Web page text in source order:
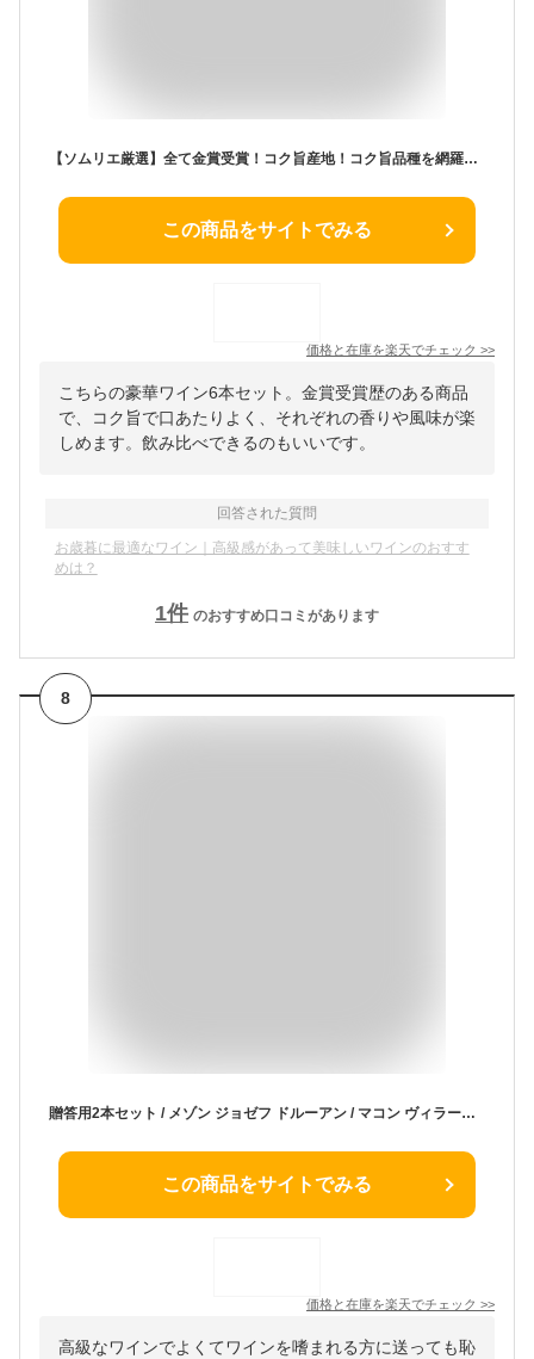
【ソムリエ厳選】全て金賞受賞！コク旨産地！コク旨品種を網羅！スペシャルワイン6本セット ギフト 御歳暮 ワイン 金賞 赤ワイン 750ML おすすめ
この商品をサイトでみる
価格と在庫を楽天でチェック >>
こちらの豪華ワイン6本セット。金賞受賞歴のある商品
で、コク旨で口あたりよく、それぞれの香りや風味が楽
しめます。飲み比べできるのもいいです。
回答された質問
お歳暮に最適なワイン｜高級感があって美味しいワインのおすす
めは？
1件 のおすすめ口コミがあります
8
贈答用2本セット / メゾン ジョゼフ ドルーアン / マコン ヴィラージュ＆ボジョレ ヴィラージュ ワインセット / 赤ワイン＆白ワイン辛口各750ml ギフト箱入り 化粧箱 送料無料【ギフト 贈り物】【2本入りギフトセット】JD-2250 お中元 お歳暮 父の日 母の日
この商品をサイトでみる
価格と在庫を楽天でチェック >>
高級なワインでよくてワインを嗜まれる方に送っても恥